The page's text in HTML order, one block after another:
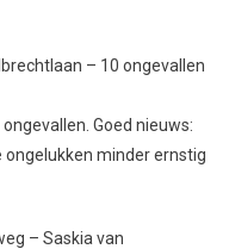
– 10 ongevallen
Goed nieuws:
minder ernstig
– Saskia van